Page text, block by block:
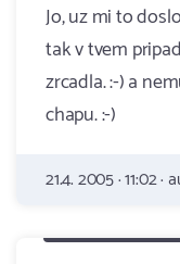
Jo, uz mi to
tak v tvem
zrcadla. :-) a
chapu. :-)
21.4. 2005 · 11:02 ·